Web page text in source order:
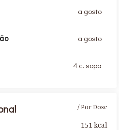
a gosto
a gosto
4 c. sopa
/ Por Dose
151 kcal